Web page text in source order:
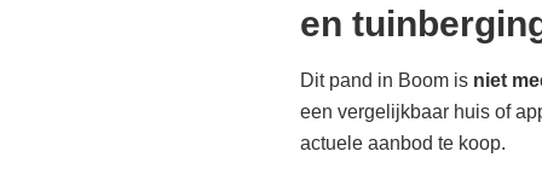
en
Dit pand in Boom is niet
een vergelijkbaar huis of
actuele aanbod te koop.